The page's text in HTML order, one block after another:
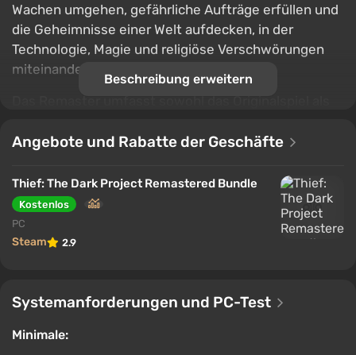
Wachen umgehen, gefährliche Aufträge erfüllen und
die Geheimnisse einer Welt aufdecken, in der
Technologie, Magie und religiöse Verschwörungen
miteinander verwoben sind.
erhielt verbesserte Texturen, Charaktermodelle,
Annehmlichkeiten wie ein Waffenrad und schnellen
Zugriff auf Missionen.
Beschreibung erweitern
Angebote und Rabatte der Geschäfte
Thief: The Dark Project Remastered Bundle
Kostenlos
PC
Steam 2.9
Systemanforderungen und PC-Test
Minimale: